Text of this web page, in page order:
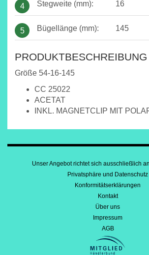
4 Stegweite (mm): 16
5 Bügellänge (mm): 145
PRODUKTBESCHREIBUNG
Größe 54-16-145
CC 25022
ACETAT
INKL. MAGNETCLIP MIT
Unser Angebot richtet sich ausschließlich
Privatsphäre und Datenschutz
Konformitätserklärungen
Kontakt
Über uns
Impressum
AGB